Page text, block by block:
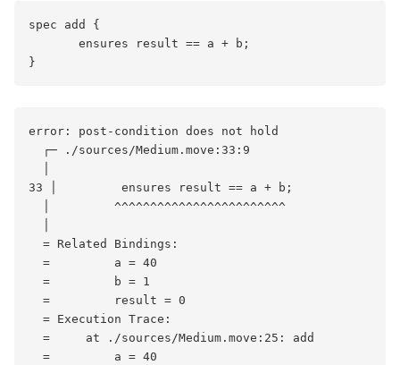
spec add {
       ensures result == a + b;
error: post-condition does not hold
  ┌─ ./sources/Medium.move:33:9
33 │         ensures result == a + b;
  │         ^^^^^^^^^^^^^^^^^^^^^^^^
  = Related Bindings:
  =         a = 40
  =         b = 1
  =         result = 0
  = Execution Trace:
  =     at ./sources/Medium.move:25: add
  =         a = 40